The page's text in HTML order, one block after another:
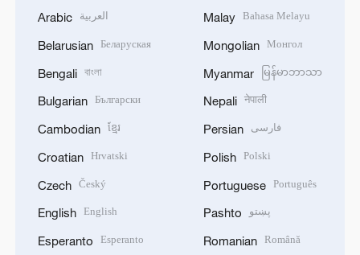
Arabic العربية
Belarusian Беларуская
Bengali বাংলা
Bulgarian Български
Cambodian ខ្មែរ
Croatian Hrvatski
Czech Český
English English
Esperanto Esperanto
Malay Bahasa Melayu
Mongolian Монгол
Myanmar မြန်မာဘာသာ
Nepali नेपाली
Persian فارسی
Polish Polski
Portuguese Português
Pashto پښتو
Romanian Română